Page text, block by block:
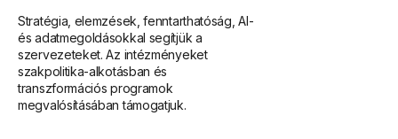
Stratégia, elemzések, fenntarthatóság, AI-
és adatmegoldásokkal segítjük a
szervezeteket. Az intézményeket
szakpolitika-alkotásban és
transzformációs programok
megvalósításában támogatjuk.